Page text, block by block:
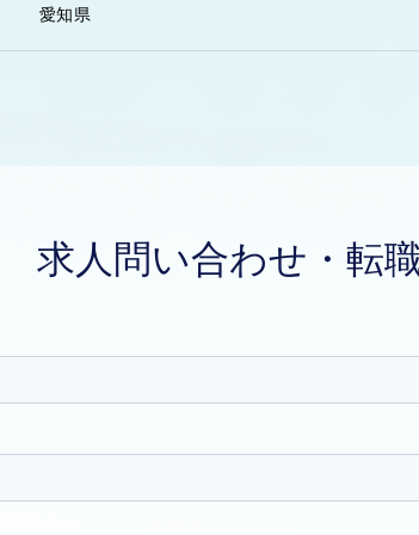
愛知県
求人問い合わせ・転